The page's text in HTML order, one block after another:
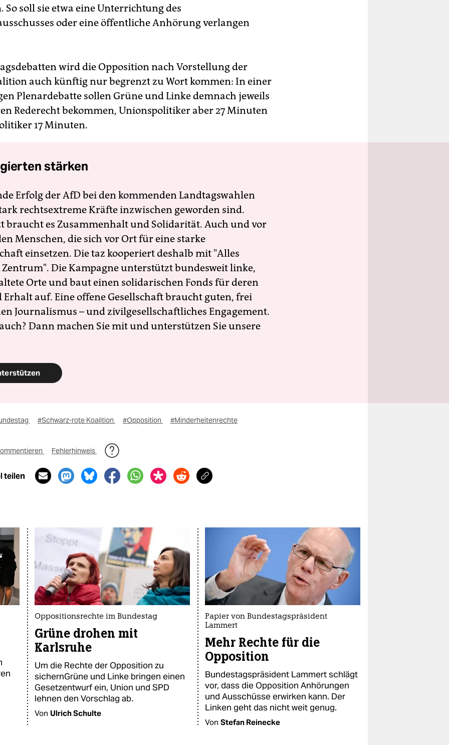
So soll sie etwa eine Unterrichtung des
oder eine öffentliche Anhörung verlangen
wird die Opposition nach Vorstellung der
auch künftig nur begrenzt zu Wort kommen: In einer
Plenardebatte sollen Grüne und Linke demnach jeweils
Rederecht bekommen, Unionspolitiker aber 27 Minuten
17 Minuten.
stärken
Erfolg der AfD bei den kommenden Landtagswahlen
rechtsextreme Kräfte inzwischen geworden sind.
braucht es Zusammenhalt und Solidarität. Auch und vor
Menschen, die sich vor Ort für eine starke
einsetzen. Die taz kooperiert deshalb mit "Alles
Die Kampagne unterstützt bundesweit linke,
Orte und baut einen solidarischen Fonds für deren
Erhalt auf. Eine offene Gesellschaft braucht guten, frei
Journalismus – und zivilgesellschaftliches Engagement.
Dann machen Sie mit und unterstützen Sie unsere
#Schwarz-rote Koalition #Opposition #Minderheitenrechte
Fehlerhinweis
teilen
Oppositionsrechte im Bundestag
Grüne drohen mit
Karlsruhe
Um die Rechte der Opposition zu
sichernGrüne und Linke bringen einen
Gesetzentwurf ein, Union und SPD
lehnen den Vorschlag ab.
Von Ulrich Schulte
Papier von Bundestagspräsident
Lammert
Mehr Rechte für die
Opposition
Bundestagspräsident Lammert schlägt
vor, dass die Opposition Anhörungen
und Ausschüsse erwirken kann. Der
Linken geht das nicht weit genug.
Von Stefan Reinecke